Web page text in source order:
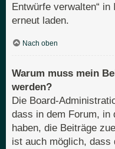
Entwürfe verwalten“
erneut laden.
Nach oben
Warum muss mein
werden?
Die Board-
dass in dem Forum, in
haben, die Beiträge
ist auch möglich, dass